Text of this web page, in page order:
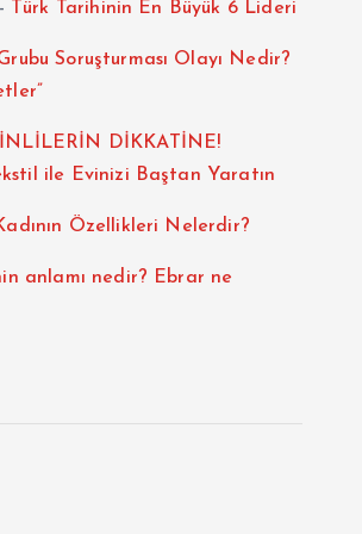
- Türk Tarihinin En Büyük 6 Lideri
Soruşturması Olayı Nedir?
DİKKATİNE!
ile Evinizi Baştan Yaratın
Özellikleri Nelerdir?
anlamı nedir? Ebrar ne